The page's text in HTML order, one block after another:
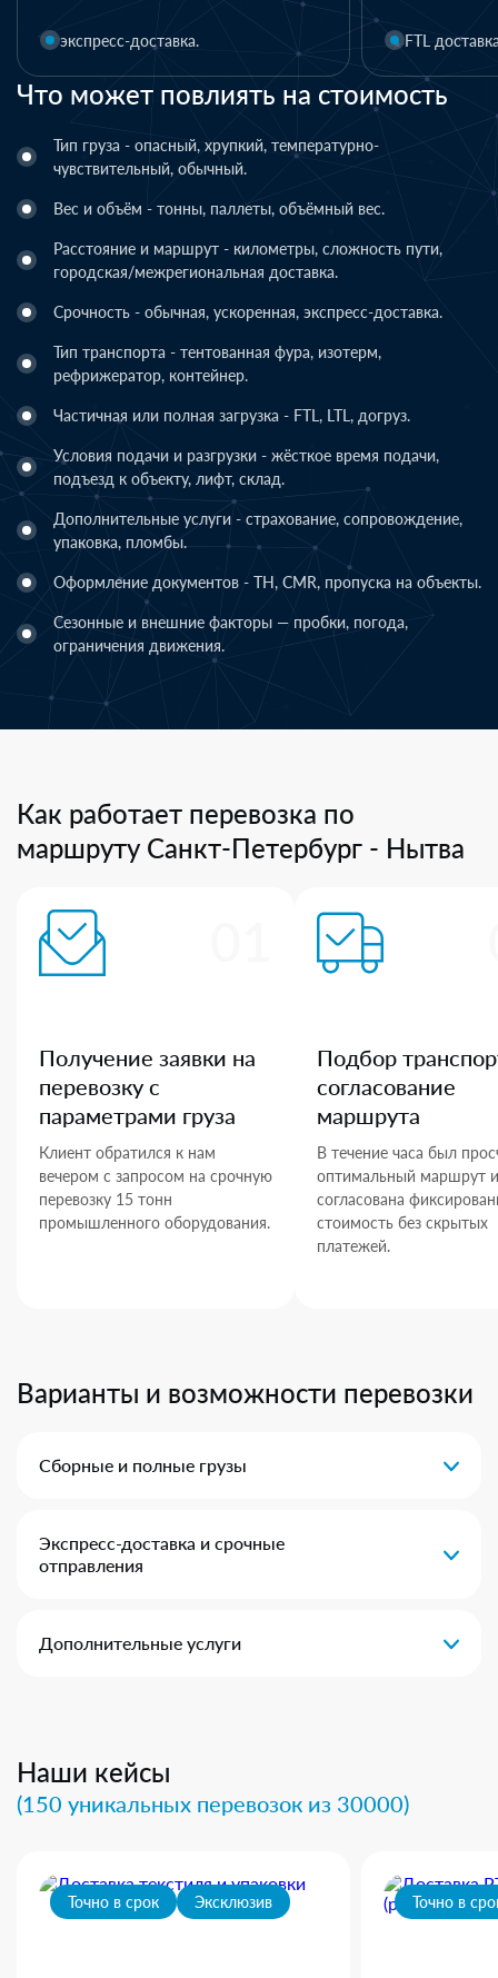
Что может повлиять на стоимость
Тип груза - опасный, хрупкий, температурно-
чувствительный, обычный.
Вес и объём - тонны, паллеты, объёмный вес.
Расстояние и маршрут - километры, сложность пути,
городская/межрегиональная доставка.
Срочность - обычная, ускоренная, экспресс-доставка.
Тип транспорта - тентованная фура, изотерм,
рефрижератор, контейнер.
Частичная или полная загрузка - FTL, LTL, догруз.
Условия подачи и разгрузки - жёсткое время подачи,
подъезд к объекту, лифт, склад.
Дополнительные услуги - страхование, сопровождение,
упаковка, пломбы.
Оформление документов - ТН, CMR, пропуска на объекты.
Сезонные и внешние факторы — пробки, погода,
ограничения движения.
FTL доставка LTL
Как работает перевозка по
маршруту Санкт-Петербург - Нытва
Получение заявки на
перевозку с
параметрами груза
Клиент обратился к нам
вечером с запросом на срочную
перевозку 15 тонн
промышленного оборудования.
Подбор
согласование
маршрута
В течение часа был
оптимальный маршрут и
согласована
стоимость без скрытых
платежей.
Варианты и возможности перевозки
Сборные и полные грузы
Экспресс-доставка и срочные
отправления
Дополнительные услуги
Наши кейсы
(150 уникальных перевозок из 30000)
Точно в срок Эксклюзив Точно в